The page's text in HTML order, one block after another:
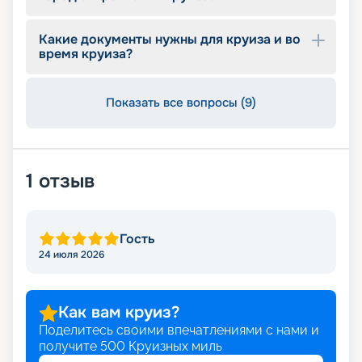
позволяет выбирать из большего количества
предложения и оставляйте заявку.
Какие документы нужны для круиза и во
время круиза?
Показать все вопросы (9)
1 отзыв
Гость
24 июля 2026
Как вам круиз?
Поделитесь своими впечатлениями с нами и
получите 500 Круизных миль